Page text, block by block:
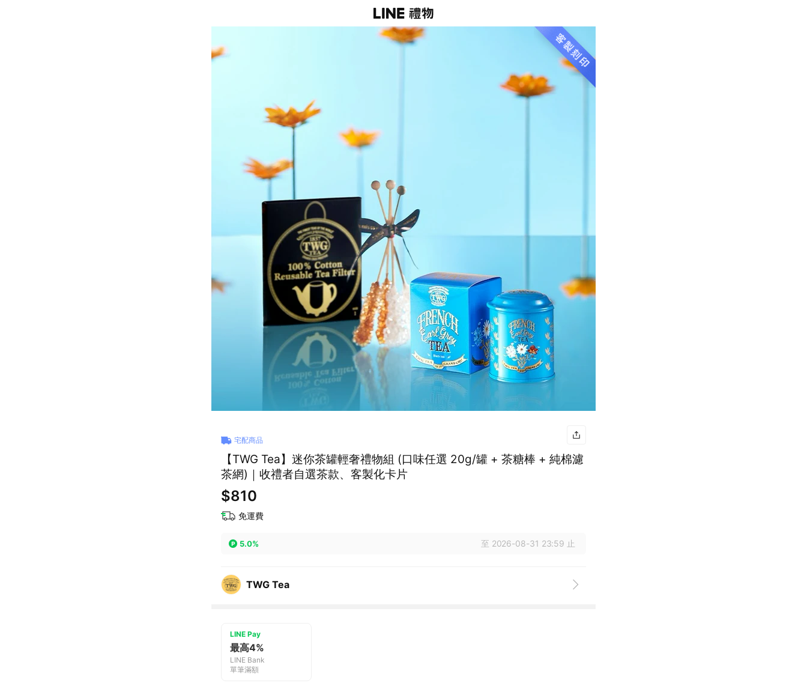
宅配商品
【TWG Tea】迷你茶罐輕奢禮物組 (口味任選 20g/罐 + 茶糖棒 + 純棉濾
茶網)｜收禮者自選茶款、客製化卡片
$810
免運費
5.0% 至 2026-08-31 23:59 止
TWG Tea
LINE Pay
最高4%
LINE Bank
單筆滿額